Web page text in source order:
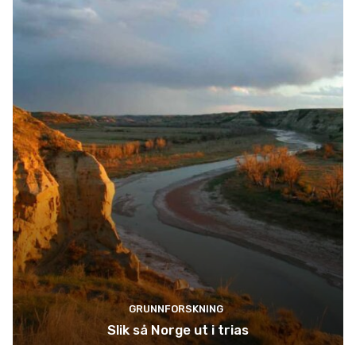
GRUNNFORSKNING
Slik så Norge ut i trias